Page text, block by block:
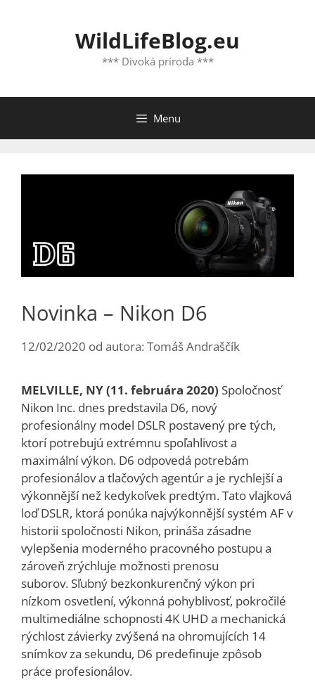
WildLifeBlog.eu
*** Divoká príroda ***
Menu
Novinka – Nikon D6
12/02/2020 od autora: Tomáš Andraščík
MELVILLE, NY (11. februára 2020) Spoločnosť
Nikon Inc. dnes predstavila D6, nový
profesionálny model DSLR postavený pre tých,
ktorí potrebujú extrémnu spoľahlivost a
maximální výkon. D6 odpovedá potrebám
profesionálov a tlačových agentúr a je rychlejší a
výkonnější než kedykoľvek predtým. Tato vlajková
loď DSLR, ktorá ponúka najvýkonnější systém AF v
historii spoločnosti Nikon, prináša zásadne
vylepšenia moderného pracovného postupu a
zároveň zrýchluje možnosti prenosu
suborov. Sľubný bezkonkurenčný výkon pri
nízkom osvetlení, výkonná pohyblivosť, pokročilé
multimediálne schopnosti 4K UHD a mechanická
rýchlost závierky zvýšená na ohromujících 14
snímkov za sekundu, D6 predefinuje zpôsob
práce profesionálov.